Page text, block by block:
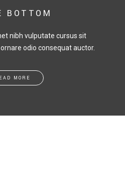
nibh vulputate cursus sit
MORE